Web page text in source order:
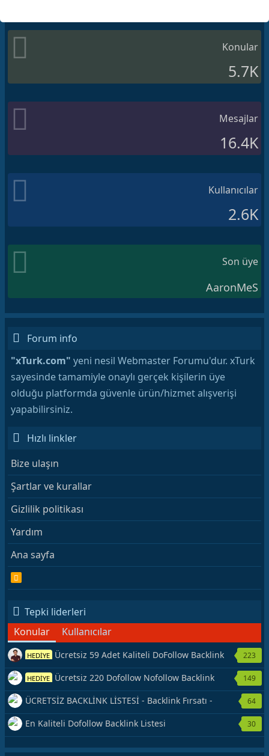
Konular
5.7K
Mesajlar
16.4K
Kullanıcılar
2.6K
Son üye
AaronMeS
Forum info
"xTurk.com" yeni nesil Webmaster Forumu'dur. xTurk
sayesinde tamamiyle onaylı gerçek kişilerin üye
olduğu platformda güvenle ürün/hizmet alışverişi
yapabilirsiniz.
Hızlı linkler
Bize ulaşın
Şartlar ve kurallar
Gizlilik politikası
Yardım
Ana sayfa
R
S
Tepki liderleri
Konular
Kullanıcılar
HEDİYE Ücretsiz 59 Adet Kaliteli DoFollow Backlink
Kaynağı Veriyorum.
223
HEDİYE Ücretsiz 220 Dofollow Nofollow Backlink
Veriyorum
149
ÜCRETSİZ BACKLİNK LİSTESİ - Backlink Fırsatı -
Hemen Yetiş!
64
En Kaliteli Dofollow Backlink Listesi 30